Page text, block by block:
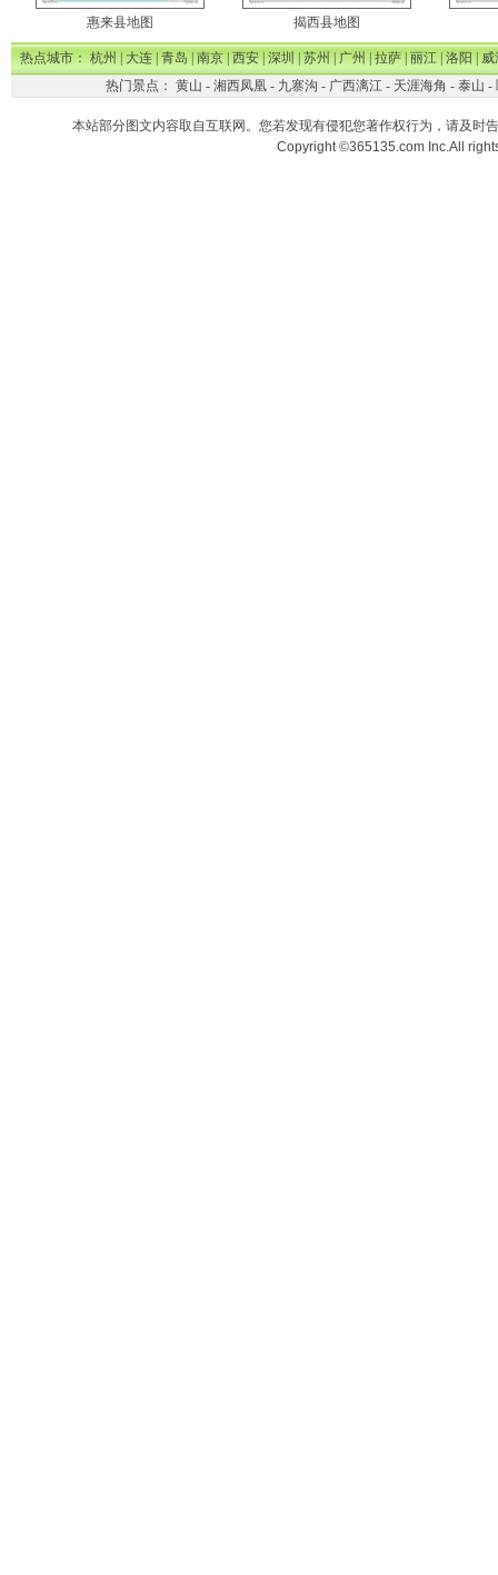
惠来县地图 揭西县地图
热点城市：杭州|大连|青岛|南京|西安|深圳|苏州|广州|拉萨|丽江|洛阳|威
热门景点： 黄山 - 湘西凤凰- 九寨沟 - 广西漓江- 天涯海角 - 泰山 -
本站部分图文内容取自互联网。您若发现有侵犯您著作权行为，请及时
Copyright ©365135.com Inc.All